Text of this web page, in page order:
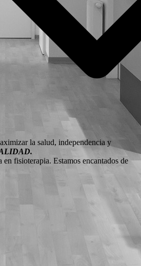
Hablamos los
la salud, independencia y
en fisioterapia. Estamos encantados de